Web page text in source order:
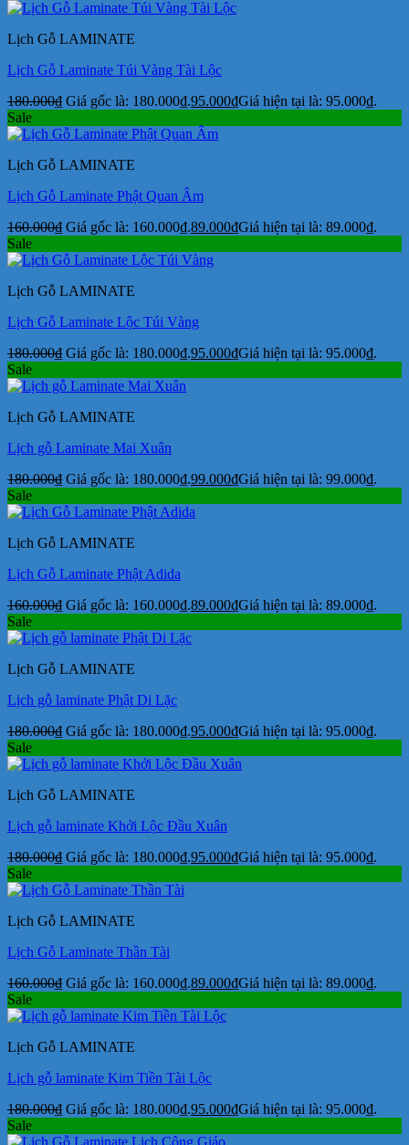
Lịch Gỗ LAMINATE
Lịch Gỗ Laminate Túi Vàng Tài Lộc
180.000₫ Giá gốc là: 180.000₫.95.000₫Giá hiện tại là: 95.000₫.
Sale
Lịch Gỗ LAMINATE
Lịch Gỗ Laminate Phật Quan Âm
160.000₫ Giá gốc là: 160.000₫.89.000₫Giá hiện tại là: 89.000₫.
Sale
Lịch Gỗ LAMINATE
Lịch Gỗ Laminate Lộc Túi Vàng
180.000₫ Giá gốc là: 180.000₫.95.000₫Giá hiện tại là: 95.000₫.
Sale
Lịch Gỗ LAMINATE
Lịch gỗ Laminate Mai Xuân
180.000₫ Giá gốc là: 180.000₫.99.000₫Giá hiện tại là: 99.000₫.
Sale
Lịch Gỗ LAMINATE
Lịch Gỗ Laminate Phật Adida
160.000₫ Giá gốc là: 160.000₫.89.000₫Giá hiện tại là: 89.000₫.
Sale
Lịch Gỗ LAMINATE
Lịch gỗ laminate Phật Di Lặc
180.000₫ Giá gốc là: 180.000₫.95.000₫Giá hiện tại là: 95.000₫.
Sale
Lịch Gỗ LAMINATE
Lịch gỗ laminate Khởi Lộc Đầu Xuân
180.000₫ Giá gốc là: 180.000₫.95.000₫Giá hiện tại là: 95.000₫.
Sale
Lịch Gỗ LAMINATE
Lịch Gỗ Laminate Thần Tài
160.000₫ Giá gốc là: 160.000₫.89.000₫Giá hiện tại là: 89.000₫.
Sale
Lịch Gỗ LAMINATE
Lịch gỗ laminate Kim Tiền Tài Lộc
180.000₫ Giá gốc là: 180.000₫.95.000₫Giá hiện tại là: 95.000₫.
Sale